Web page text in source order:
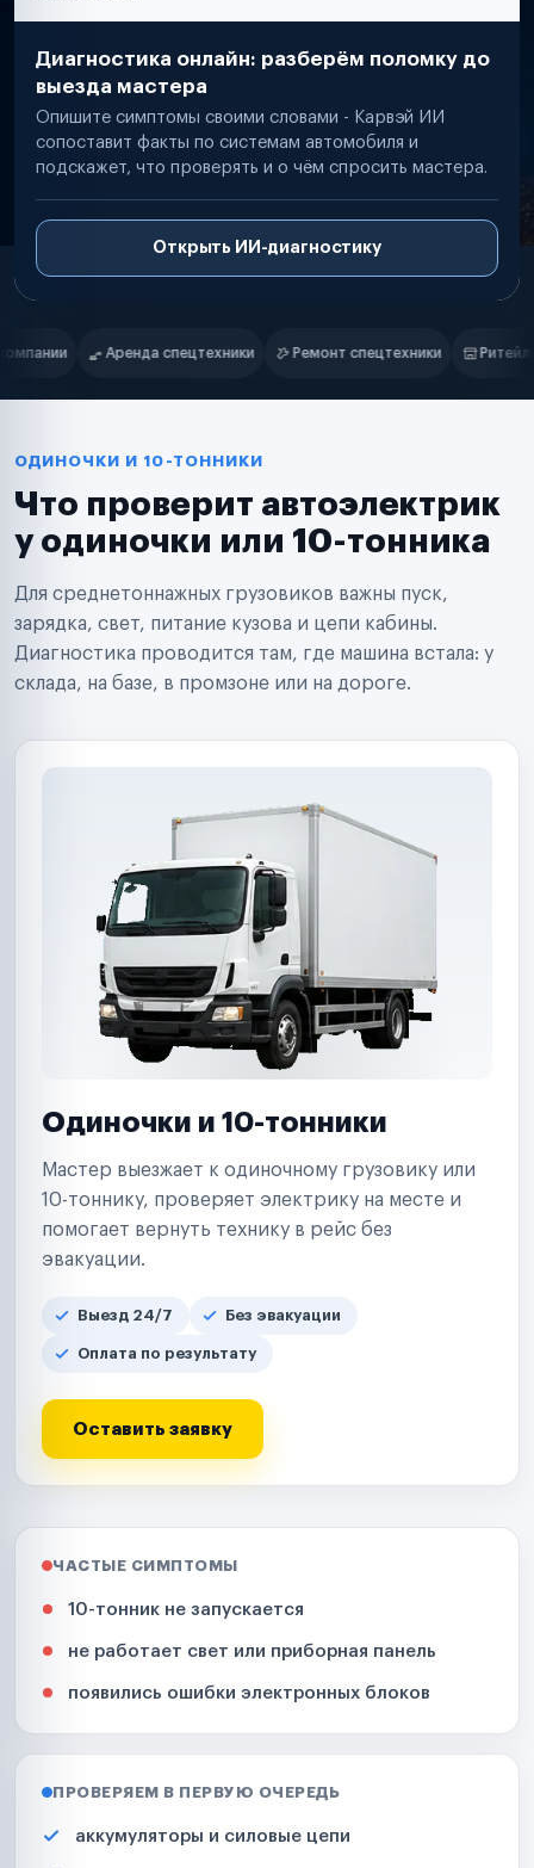
Диагностика онлайн: разберём поломку до
выезда мастера
Опишите симптомы своими словами - Карвэй ИИ
сопоставит факты по системам автомобиля и
подскажет, что проверять и о чём спросить мастера.
Открыть ИИ-диагностику
Нам доверяют
Ремонт спецтехники Ритейл-сети Управляющие компании
Маркетплейсы
Таксопарки
Автодилеры
Поставщики запчастей
Аренда спецтехники
Ремонт спецтехники
Ритейл-сети
Управляющие компании
Страховые компании
ОДИНОЧКИ И 10-ТОННИКИ
Что проверит автоэлектрик
у одиночки или 10-тонника
Для среднетоннажных грузовиков важны пуск,
зарядка, свет, питание кузова и цепи кабины.
Диагностика проводится там, где машина встала: у
склада, на базе, в промзоне или на дороге.
Одиночки и 10-тонники
Мастер выезжает к одиночному грузовику или
10-тоннику, проверяет электрику на месте и
помогает вернуть технику в рейс без
эвакуации.
Выезд 24/7 Без эвакуации
Оплата по результату
Оставить заявку
ЧАСТЫЕ СИМПТОМЫ
10-тонник не запускается
не работает свет или приборная панель
появились ошибки электронных блоков
ПРОВЕРЯЕМ В ПЕРВУЮ ОЧЕРЕДЬ
аккумуляторы и силовые цепи